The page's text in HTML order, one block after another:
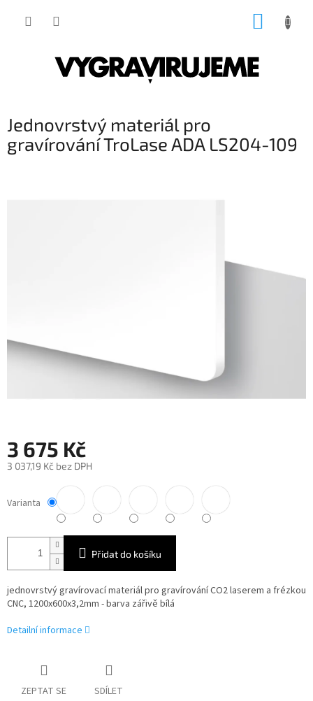
Jednovrstvý materiál pro
gravírování TroLase ADA LS204-109
3 675 Kč
3 037,19 Kč bez DPH
cena:
Varianta
Přidat do košíku
jednovrstvý gravírovací materiál pro gravírování CO2 laserem a frézkou
CNC, 1200x600x3,2mm - barva zářivě bílá
Detailní informace
ZEPTAT SE SDÍLET